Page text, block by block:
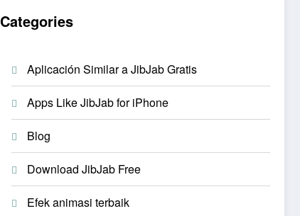
Categories
Aplicación Similar a JibJab Gratis
Apps Like JibJab for iPhone
Blog
Download JibJab Free
Efek animasi terbaik